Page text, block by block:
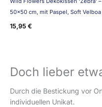
50×50 cm, mit Paspel, Soft Velboa
15,95 €
Doch lieber
Durch die Bestickung vor
individuellen Unikat.